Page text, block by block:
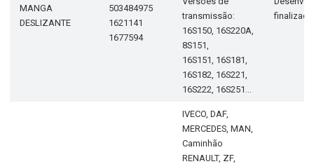
MANGA
DESLIZANTE
503484975
1621141
1677594
transmissão:
16S150, 16S220A,
8S151,
16S151, 16S181,
16S182, 16S221,
16S222, 16S251...
finalizado
IVECO, DAF,
MERCEDES, MAN,
Caminhão
RENAULT, ZF,